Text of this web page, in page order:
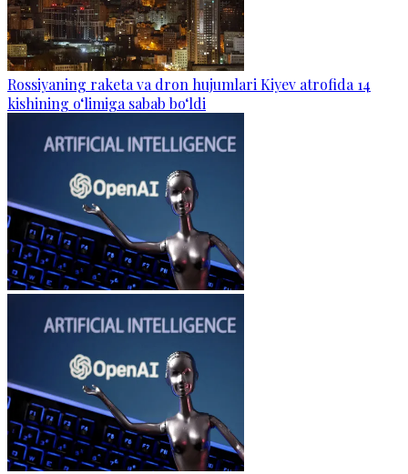
Rossiyaning raketa va dron hujumlari Kiyev atrofida 14
kishining o‘limiga sabab bo‘ldi